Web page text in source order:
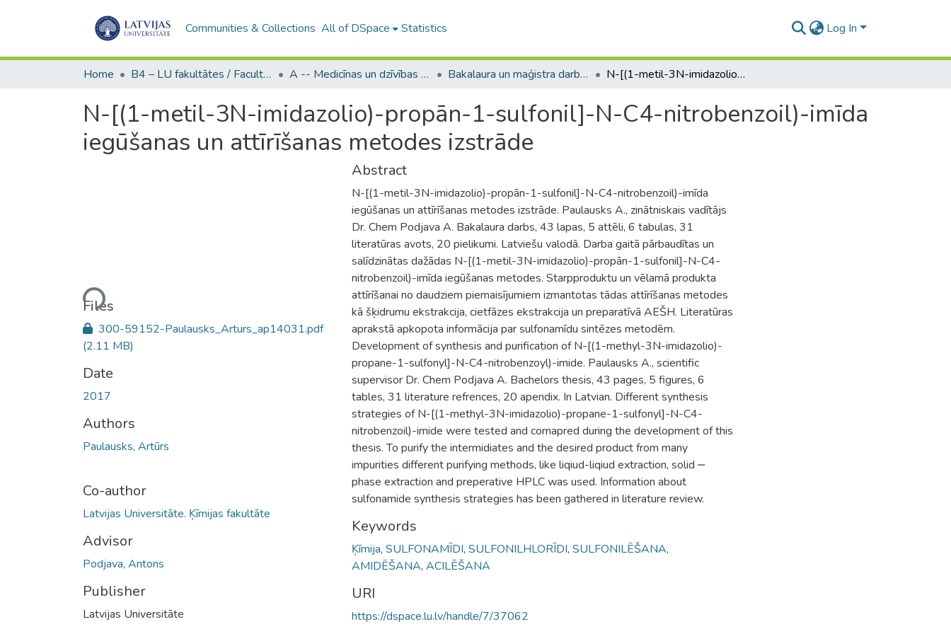
Communities & Collections All of DSpace Statistics Log In
Home B4 – LU fakultātes / Faculties of the UL A -- Medicīnas un dzīvības zinātņu fakultāte / Faculty of Medicine and Life Sciences Bakalaura un maģistra darbi (MDZF) / Bachelor's and Master's theses N-[(1-metil-3N-imidazolio)-propān-1-sulfonil]-N-C4-nitrobenzoil)-imīda iegūšanas un attīrīšanas metodes izstrāde
N-[(1-metil-3N-imidazolio)-propān-1-sulfonil]-N-C4-nitrobenzoil)-imīda
iegūšanas un attīrīšanas metodes izstrāde
Loading...
Files
300-59152-Paulausks_Arturs_ap14031.pdf
(2.11 MB)
Date
2017
Authors
Paulausks, Artūrs
Co-author
Latvijas Universitāte. Ķīmijas fakultāte
Advisor
Podjava, Antons
Publisher
Latvijas Universitāte
Abstract
N-[(1-metil-3N-imidazolio)-propān-1-sulfonil]-N-C4-nitrobenzoil)-imīda
iegūšanas un attīrīšanas metodes izstrāde. Paulausks A., zinātniskais vadītājs
Dr. Chem Podjava A. Bakalaura darbs, 43 lapas, 5 attēli, 6 tabulas, 31
literatūras avots, 20 pielikumi. Latviešu valodā. Darba gaitā pārbaudītas un
salīdzinātas dažādas N-[(1-metil-3N-imidazolio)-propān-1-sulfonil]-N-C4-
nitrobenzoil)-imīda iegūšanas metodes. Starpproduktu un vēlamā produkta
attīrīšanai no daudziem piemaisījumiem izmantotas tādas attīrīšanas metodes
kā šķidrumu ekstrakcija, cietfāzes ekstrakcija un preparatīvā AEŠH. Literatūras
aprakstā apkopota informācija par sulfonamīdu sintēzes metodēm.
Development of synthesis and purification of N-[(1-methyl-3N-imidazolio)-
propane-1-sulfonyl]-N-C4-nitrobenzoyl)-imide. Paulausks A., scientific
supervisor Dr. Chem Podjava A. Bachelors thesis, 43 pages, 5 figures, 6
tables, 31 literature refrences, 20 apendix. In Latvian. Different synthesis
strategies of N-[(1-methyl-3N-imidazolio)-propane-1-sulfonyl]-N-C4-
nitrobenzoil)-imide were tested and comapred during the development of this
thesis. To purify the intermidiates and the desired product from many
impurities different purifying methods, like liqiud-liqiud extraction, solid ‒
phase extraction and preperative HPLC was used. Information about
sulfonamide synthesis strategies has been gathered in literature review.
Keywords
Ķīmija, SULFONAMĪDI, SULFONILHLORĪDI, SULFONILĒŠANA,
AMIDĒŠANA, ACILĒŠANA
URI
https://dspace.lu.lv/handle/7/37062